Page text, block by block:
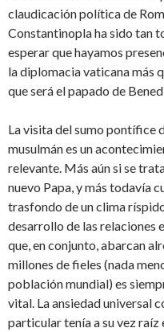
claudicación política de
Constantinopla ha sido tan
esperar que hayamos
la diplomacia vaticana más
que será el papado de
La visita del sumo pontífice
musulmán es un
relevante. Más aún si se
nuevo Papa, y más todavía
trasfondo de un clima
desarrollo de las relaciones
que, en conjunto, abarcan
millones de fieles (nada
población mundial) es
vital. La ansiedad universal
particular tenía a su vez